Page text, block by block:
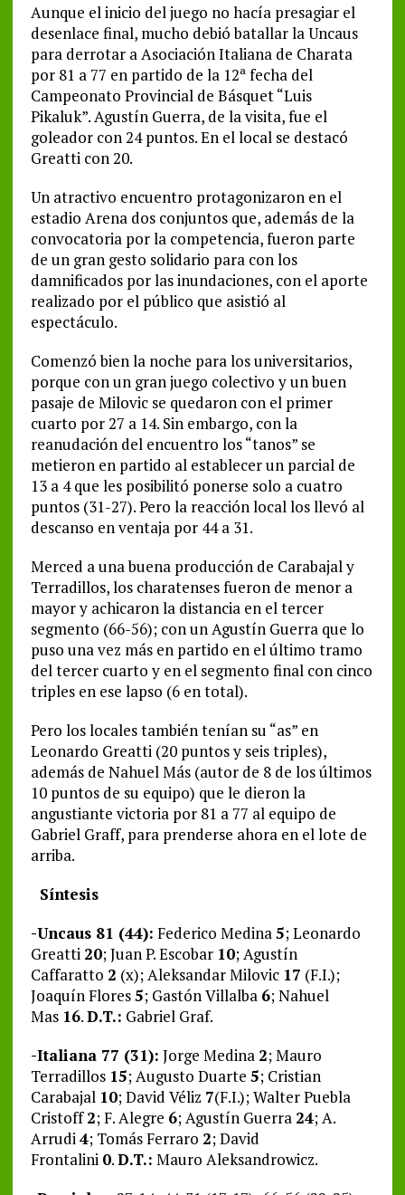
Aunque el inicio del juego no hacía presagiar el
desenlace final, mucho debió batallar la Uncaus
para derrotar a Asociación Italiana de Charata
por 81 a 77 en partido de la 12ª fecha del
Campeonato Provincial de Básquet “Luis
Pikaluk”. Agustín Guerra, de la visita, fue el
goleador con 24 puntos. En el local se destacó
Greatti con 20.
Un atractivo encuentro protagonizaron en el
estadio Arena dos conjuntos que, además de la
convocatoria por la competencia, fueron parte
de un gran gesto solidario para con los
damnificados por las inundaciones, con el aporte
realizado por el público que asistió al
espectáculo.
Comenzó bien la noche para los universitarios,
porque con un gran juego colectivo y un buen
pasaje de Milovic se quedaron con el primer
cuarto por 27 a 14. Sin embargo, con la
reanudación del encuentro los “tanos” se
metieron en partido al establecer un parcial de
13 a 4 que les posibilitó ponerse solo a cuatro
puntos (31-27). Pero la reacción local los llevó al
descanso en ventaja por 44 a 31.
Merced a una buena producción de Carabajal y
Terradillos, los charatenses fueron de menor a
mayor y achicaron la distancia en el tercer
segmento (66-56); con un Agustín Guerra que lo
puso una vez más en partido en el último tramo
del tercer cuarto y en el segmento final con cinco
triples en ese lapso (6 en total).
Pero los locales también tenían su “as” en
Leonardo Greatti (20 puntos y seis triples),
además de Nahuel Más (autor de 8 de los últimos
10 puntos de su equipo) que le dieron la
angustiante victoria por 81 a 77 al equipo de
Gabriel Graff, para prenderse ahora en el lote de
arriba.
Síntesis
-Uncaus 81 (44): Federico Medina 5; Leonardo
Greatti 20; Juan P. Escobar 10; Agustín
Caffaratto 2 (x); Aleksandar Milovic 17 (F.I.);
Joaquín Flores5; Gastón Villalba 6; Nahuel
Mas 16.D.T.: Gabriel Graf.
-Italiana 77 (31): Jorge Medina 2; Mauro
Terradillos 15; Augusto Duarte 5; Cristian
Carabajal 10; David Véliz 7(F.I.); Walter Puebla
Cristoff2; F. Alegre 6; Agustín Guerra 24; A.
Arrudi 4; Tomás Ferraro 2; David
Frontalini 0.D.T.: Mauro Aleksandrowicz.